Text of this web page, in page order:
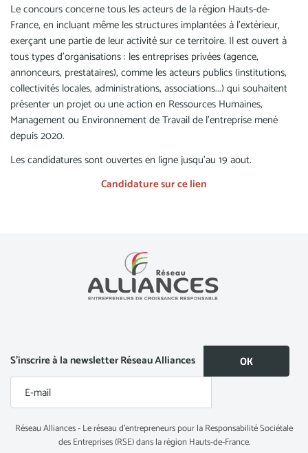
Le concours concerne tous les acteurs de la région Hauts-de-
France, en incluant même les structures implantées à l’extérieur,
exerçant une partie de leur activité sur ce territoire. Il est ouvert à
tous types d’organisations : les entreprises privées (agence,
annonceurs, prestataires), comme les acteurs publics (institutions,
collectivités locales, administrations, associations...) qui souhaitent
présenter un projet ou une action en Ressources Humaines,
Management ou Environnement de Travail de l’entreprise mené
depuis 2020.
Les candidatures sont ouvertes en ligne jusqu’au 19 aout.
Candidature sur ce lien
S’inscrire à la newsletter Réseau Alliances
Réseau Alliances - Le réseau d’entrepreneurs pour la Responsabilité Sociétale
des Entreprises (RSE) dans la région Hauts-de-France.